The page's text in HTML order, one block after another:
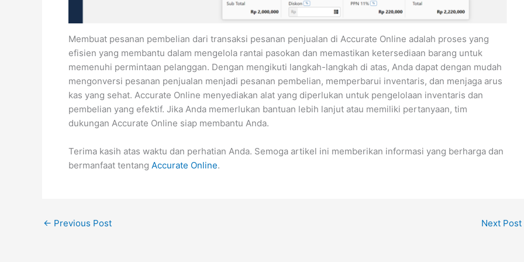
Membuat pesanan pembelian dari transaksi pesanan penjualan di Accurate Online adalah proses yang
efisien yang membantu dalam mengelola rantai pasokan dan memastikan ketersediaan barang untuk
memenuhi permintaan pelanggan. Dengan mengikuti langkah-langkah di atas, Anda dapat dengan mudah
mengonversi pesanan penjualan menjadi pesanan pembelian, memperbarui inventaris, dan menjaga arus
kas yang sehat. Accurate Online menyediakan alat yang diperlukan untuk pengelolaan inventaris dan
pembelian yang efektif. Jika Anda memerlukan bantuan lebih lanjut atau memiliki pertanyaan, tim
dukungan Accurate Online siap membantu Anda.
Terima kasih atas waktu dan perhatian Anda. Semoga artikel ini memberikan informasi yang berharga dan
bermanfaat tentang Accurate Online.
← Previous Post Next Post